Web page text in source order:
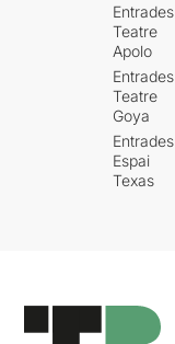
Entrades
Teatre
Apolo
Entrades
Teatre
Goya
Entrades
Espai
Texas